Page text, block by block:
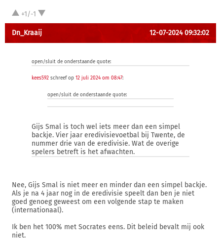
+1/-1
Dn_Kraaij 12-07-2024 09:32:02
open/sluit de onderstaande quote:
kees592 schreef op 12 juli 2024 om 08:47:
open/sluit de onderstaande quote:
Gijs Smal is toch wel iets meer dan een simpel
backje. Vier jaar eredivisievoetbal bij Twente, de
nummer drie van de eredivisie. Wat de overige
spelers betreft is het afwachten.
Nee, Gijs Smal is niet meer en minder dan een simpel backje.
Als je na 4 jaar nog in de eredivisie speelt dan ben je niet
goed genoeg geweest om een volgende stap te maken
(internationaal).
Ik ben het 100% met Socrates eens. Dit beleid bevalt mij ook
niet.